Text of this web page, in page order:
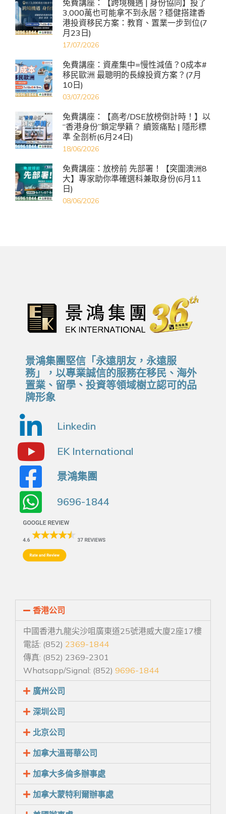
免費講座：【跨境機遇 | 身份協同】投了
3,000萬也可能拿不到永居？穩健搭建香
港投資移民方案：教育、置業一步到位(7
月23日)
17/07/2026
免費講座：資產集中=慢性減值？0成本#
移民歐洲 最聰明的長線投資方案？(7月
10日)
03/07/2026
免費講座：【高考/DSE放榜倒計時！】以
“香港身份”鎖定學籍？ 續簽痛點 | 隱形標
準 全剖析(6月24日)
18/06/2026
免費講座：放榜前 先部署！【突圍澳洲8
大】專家助你準確選科兼取身份(6月11
日)
08/06/2026
景鴻集團堅信「永遠朋友，永遠服
務」，以專業誠信的服務在移民、海外
置業、留學、投資等領域樹立認可的品
牌形象
Linkedin
EK International
景鴻集團
9696-1844
香港公司
中國香港九龍尖沙咀廣東道25號港威大廈2座17樓
電話: (852) 2369-1844
傳真: (852) 2369-2301
Whatsapp/Signal: (852) 9696-1844
廣州公司
深圳公司
北京公司
加拿大溫哥華公司
加拿大多倫多辦事處
加拿大蒙特利爾辦事處